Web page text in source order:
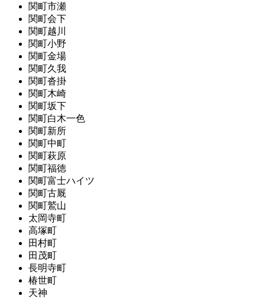
関町市瀬
関町会下
関町越川
関町小野
関町金場
関町久我
関町沓掛
関町木崎
関町坂下
関町白木一色
関町新所
関町中町
関町萩原
関町福徳
関町富士ハイツ
関町古厩
関町鷲山
太岡寺町
高塚町
田村町
田茂町
長明寺町
椿世町
天神